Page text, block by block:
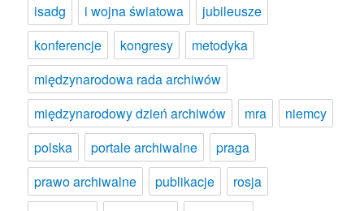
isadg
i wojna światowa
jubileusze
konferencje
kongresy
metodyka
międzynarodowa rada archiwów
międzynarodowy dzień archiwów
mra
niemcy
polska
portale archiwalne
praga
prawo archiwalne
publikacje
rosja